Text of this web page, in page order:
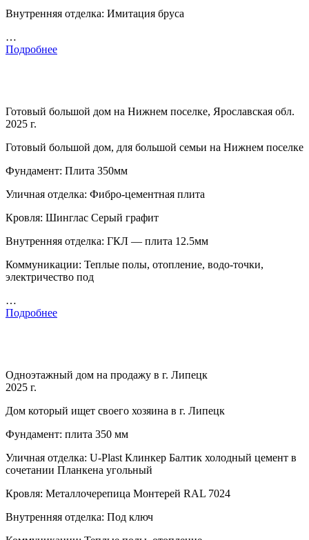
Внутренняя отделка: Имитация бруса
…
Подробнее
Готовый большой дом на Нижнем поселке, Ярославская обл.
2025 г.
Готовый большой дом, для большой семьи на Нижнем поселке
Фундамент: Плита 350мм
Уличная отделка: Фибро-цементная плита
Кровля: Шинглас Серый графит
Внутренняя отделка: ГКЛ — плита 12.5мм
Коммуникации: Теплые полы, отопление, водо-точки,
электричество под
…
Подробнее
Одноэтажный дом на продажу в г. Липецк
2025 г.
Дом который ищет своего хозяина в г. Липецк
Фундамент: плита 350 мм
Уличная отделка: U-Plast Клинкер Балтик холодный цемент в
сочетании Планкена угольный
Кровля: Металлочерепица Монтерей RAL 7024
Внутренняя отделка: Под ключ